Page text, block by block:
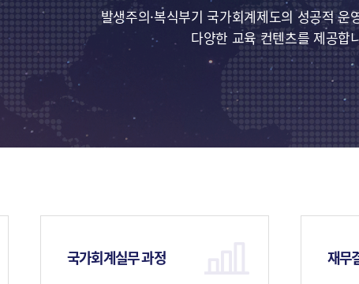
발생주의·복식부기 국가회계제도의 성공적 운
다양한 교육 컨텐츠를 제공합
국가회계실무 과정 재무